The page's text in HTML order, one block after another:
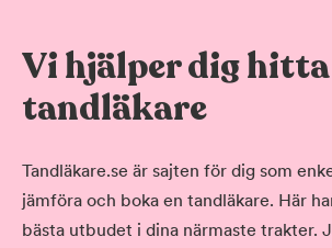
Vi hjälper dig hitta
tandläkare
Tandläkare.se är sajten för dig som
jämföra och boka en tandläkare. Här
bästa utbudet i dina närmaste trakter.